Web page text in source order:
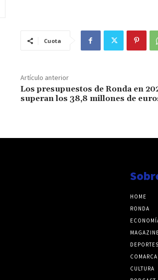
Cuota
Artículo anterior
Los presupuestos de Ronda en
superan los 38,8 millones de
HOME
RONDA
DEPORTES
COMARCA
CULTURA